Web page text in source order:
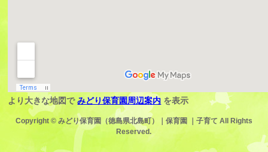
より大きな地図でみどり保育園周辺案内 を表示
Copyright © みどり保育園（徳島県北島町）｜保育園 ｜子育て All Rights
Reserved.